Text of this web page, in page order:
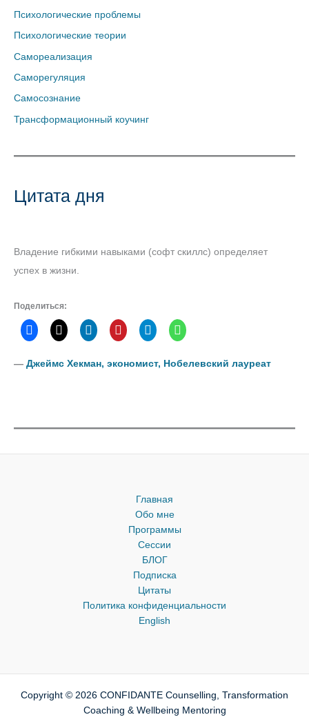
Психологические проблемы
Психологические теории
Самореализация
Саморегуляция
Самосознание
Трансформационный коучинг
Цитата дня
Владение гибкими навыками (софт скиллс) определяет
успех в жизни.
Поделиться:
― Джеймс Хекман, экономист, Нобелевский лауреат
Главная
Обо мне
Программы
Сессии
БЛОГ
Подписка
Цитаты
Политика конфиденциальности
English
Copyright © 2026 CONFIDANTE Counselling, Transformation
Coaching & Wellbeing Mentoring